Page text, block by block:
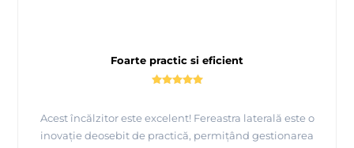
Foarte practic si eficient
Acest încălzitor este excelent! Fereastra laterală este o
inovație deosebit de practică, permițând gestionarea